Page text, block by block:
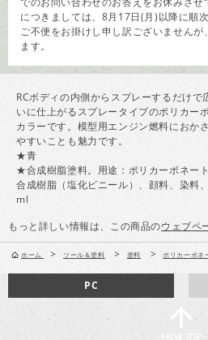
につきましては、8月17日(月)以降に順
ご不便をお掛けし申し訳ございません
ます。
RCボディの内側からスプレーするだけ
いに仕上がるスプレータイプのポリカー
カラーです。模型用エンジン燃料におか
やすいことも魅力です。
★青
★合成樹脂塗料。用途：ポリカーボネー
合成樹脂（塩化ビニール）、顔料、染料
ml
もっと詳しい情報は、この商品のウェブペ
ホーム > ツール＆塗料 > 塗料 > ポリカーボネ
PC